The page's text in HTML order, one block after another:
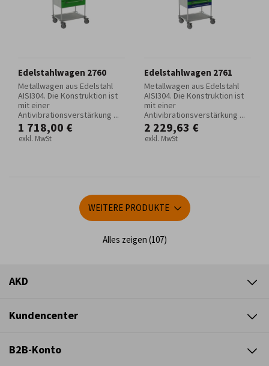
Edelstahlwagen 2760
Metallwagen aus Edelstahl
AISI304. Die Konstruktion ist
mit einer
Antivibrationsverstärkung ...
1 718,00 €
exkl. MwSt
Edelstahlwagen 2761
Metallwagen aus Edelstahl
AISI304. Die Konstruktion ist
mit einer
Antivibrationsverstärkung ...
2 229,63 €
exkl. MwSt
WEITERE PRODUKTE
Alles zeigen (107)
AKD
Kundencenter
B2B-Konto